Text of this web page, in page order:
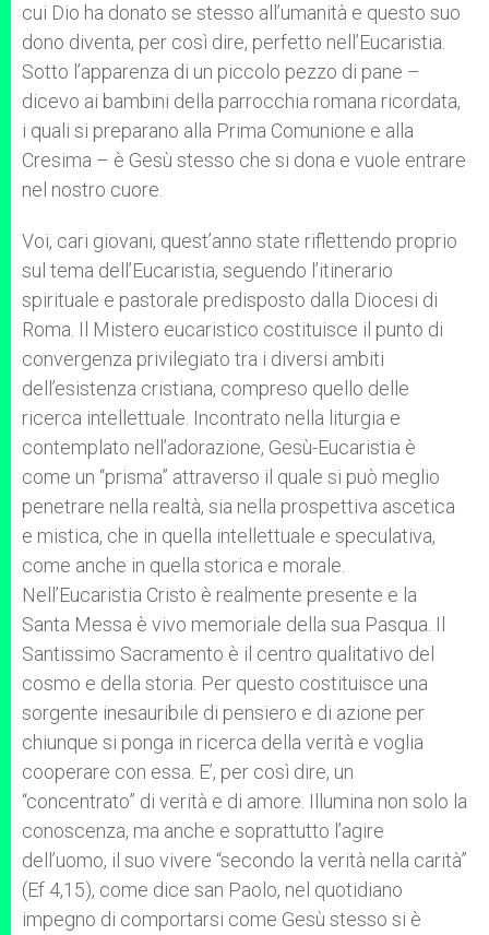
cui Dio ha donato se stesso all’umanità e questo suo
dono diventa, per così dire, perfetto nell’Eucaristia.
Sotto l’apparenza di un piccolo pezzo di pane –
dicevo ai bambini della parrocchia romana ricordata,
i quali si preparano alla Prima Comunione e alla
Cresima – è Gesù stesso che si dona e vuole entrare
nel nostro cuore.
Voi, cari giovani, quest’anno state riflettendo proprio
sul tema dell’Eucaristia, seguendo l’itinerario
spirituale e pastorale predisposto dalla Diocesi di
Roma. Il Mistero eucaristico costituisce il punto di
convergenza privilegiato tra i diversi ambiti
dell’esistenza cristiana, compreso quello delle
ricerca intellettuale. Incontrato nella liturgia e
contemplato nell’adorazione, Gesù-Eucaristia è
come un “prisma” attraverso il quale si può meglio
penetrare nella realtà, sia nella prospettiva ascetica
e mistica, che in quella intellettuale e speculativa,
come anche in quella storica e morale.
Nell’Eucaristia Cristo è realmente presente e la
Santa Messa è vivo memoriale della sua Pasqua. Il
Santissimo Sacramento è il centro qualitativo del
cosmo e della storia. Per questo costituisce una
sorgente inesauribile di pensiero e di azione per
chiunque si ponga in ricerca della verità e voglia
cooperare con essa. E’, per così dire, un
“concentrato” di verità e di amore. Illumina non solo la
conoscenza, ma anche e soprattutto l’agire
dell’uomo, il suo vivere “secondo la verità nella carità”
(Ef 4,15), come dice san Paolo, nel quotidiano
impegno di comportarsi come Gesù stesso si è